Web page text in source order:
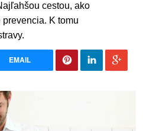
cestou, ako
K tomu
EMAIL